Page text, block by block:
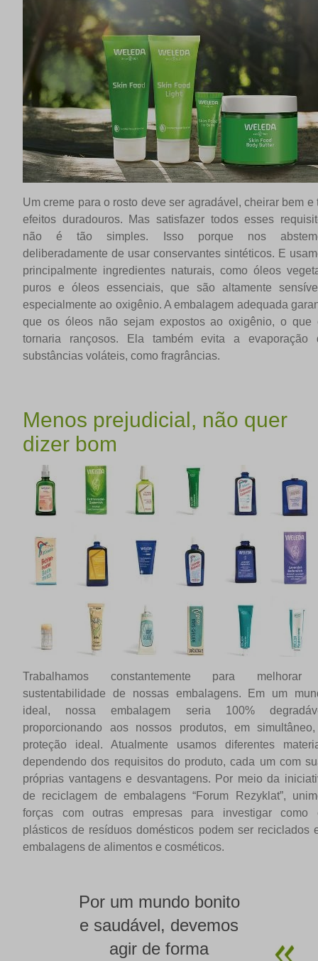
Um creme para o rosto deve ser agradável, cheirar bem e
efeitos duradouros. Mas satisfazer todos esses
não é tão simples. Isso porque nos
deliberadamente de usar conservantes sintéticos. E
principalmente ingredientes naturais, como óleos
puros e óleos essenciais, que são altamente
especialmente ao oxigênio. A embalagem adequada
que os óleos não sejam expostos ao oxigênio, o que
tornaria rançosos. Ela também evita a evaporação
substâncias voláteis, como fragrâncias.
Menos prejudicial, não quer
dizer bom
Trabalhamos constantemente para
sustentabilidade de nossas embalagens. Em um
ideal, nossa embalagem seria 100%
proporcionando aos nossos produtos, em
proteção ideal. Atualmente usamos diferentes
dependendo dos requisitos do produto, cada um com
próprias vantagens e desvantagens. Por meio da
de reciclagem de embalagens “Forum Rezyklat”,
forças com outras empresas para investigar como
plásticos de resíduos domésticos podem ser reciclados
embalagens de alimentos e cosméticos.
Por um mundo bonito
e saudável, devemos
agir de forma